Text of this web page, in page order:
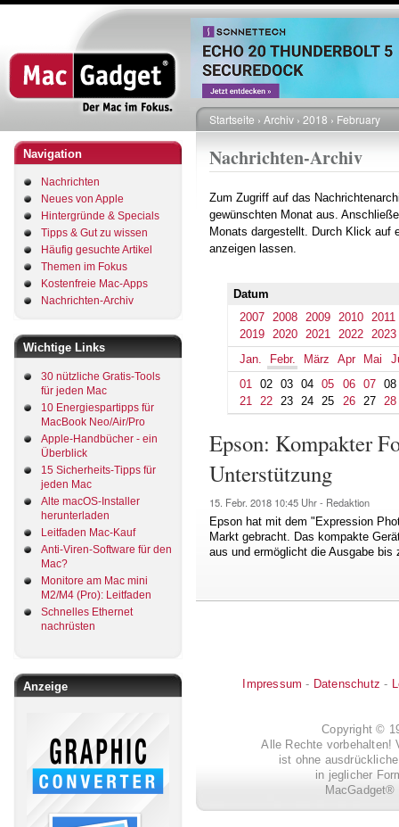
Direkt
zum
Inhalt
Navigation
Nachrichten
Neues von Apple
Hintergründe & Specials
Tipps & Gut zu wissen
Häufig gesuchte Artikel
Themen im Fokus
Kostenfreie Mac-Apps
Nachrichten-Archiv
Wichtige Links
30 nützliche Gratis-Tools
für jeden Mac
10 Energiespartipps für
MacBook Neo/Air/Pro
Apple-Handbücher - ein
Überblick
15 Sicherheits-Tipps für
jeden Mac
Alte macOS-Installer
herunterladen
Leitfaden Mac-Kauf
Anti-Viren-Software für den
Mac?
Monitore am Mac mini
M2/M4 (Pro): Leitfaden
Schnelles Ethernet
nachrüsten
Anzeige
Pfadnavigation
Startseite Archiv 2018 February
Nachrichten-Archiv
Zum Zugriff auf das
gewünschten Monat aus.
Monats dargestellt. Durch Klick auf
anzeigen lassen.
Datum
2007
2008 2009 2010
2011
2019
2020 2021 2022
2023
Jan.
Febr. März Apr Mai
01
02 03 04 05 06 07
08
21
22 23 24 25 26 27 28
Epson: Kompakter
Unterstützung
15. Febr. 2018 10:45 Uhr - Redaktion
Epson hat mit dem "Expression
Markt gebracht. Das kompakte
aus und ermöglicht die Ausgabe bis
Impressum - Datenschutz -
Copyright ©
Alle Rechte vorbehalten!
ist ohne
in jeglicher
MacGadget®